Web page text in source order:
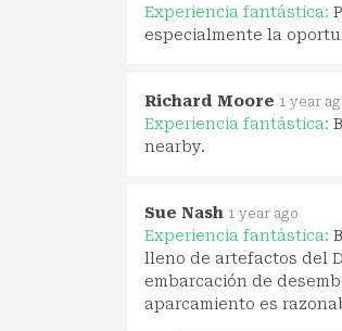
Experiencia fantástica:
especialmente la
Richard Moore 1 year
Experiencia fantástica:
nearby.
Sue Nash 1 year ago
Experiencia fantástica:
lleno de artefactos del
embarcación de
aparcamiento es